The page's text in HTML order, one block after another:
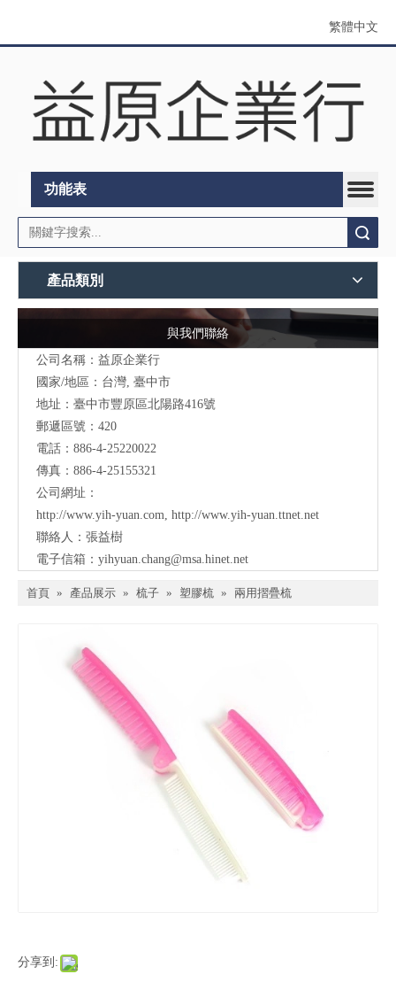
繁體中文
功能表
產品類別
與我們聯絡
公司名稱：益原企業行
國家/地區：台灣, 臺中市
地址： 臺中市豐原區北陽路416號
郵遞區號：420
電話：886-4-25220022
傳真：886-4-25155321
公司網址：
http://www.yih-yuan.com, http://www.yih-yuan.ttnet.net
聯絡人：張益樹
電子信箱： yihyuan.chang@msa.hinet.net
首頁 » 產品展示 » 梳子 » 塑膠梳 » 兩用摺疊梳
分享到: